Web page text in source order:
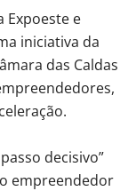
Expoeste e
iniciativa da
das Caldas
decisivo”
empreendedor